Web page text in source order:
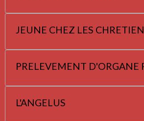
JEUNE CHEZ LES
PRELEVEMENT D'ORGANE
L'ANGELUS